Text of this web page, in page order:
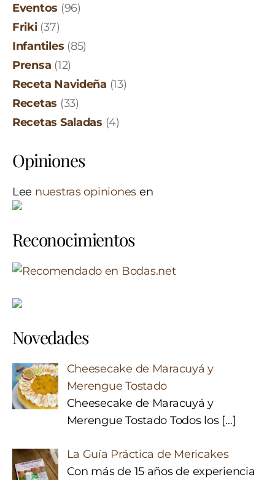
Eventos (96)
Friki(37)
Infantiles (85)
Prensa (12)
Receta Navideña (13)
Recetas (33)
Recetas Saladas (4)
Opiniones
Lee nuestras opiniones en
Reconocimientos
Novedades
Cheesecake de Maracuyá y
Merengue Tostado
Cheesecake de Maracuyá y
Merengue Tostado Todos los […]
La Guía Práctica de Mericakes
Con más de 15 años de experiencia